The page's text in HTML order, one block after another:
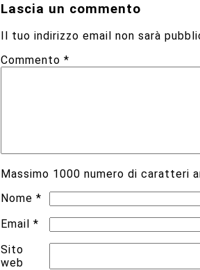
Lascia un commento
Il tuo indirizzo email non sarà
Commento*
Massimo 1000 numero di caratteri
Nome*
Email*
Sito
web